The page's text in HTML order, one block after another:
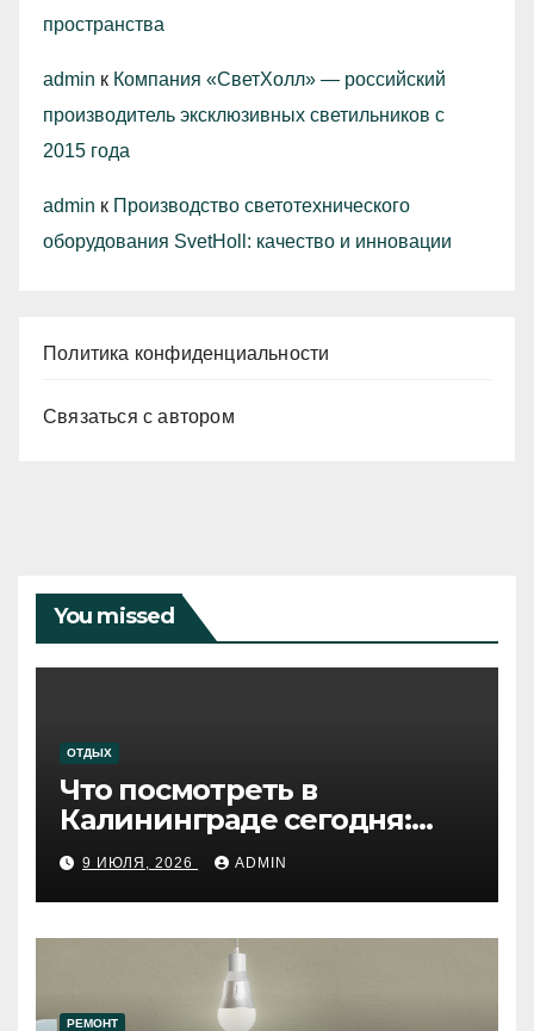
пространства
admin к Компания «СветХолл» — российский
производитель эксклюзивных светильников с
2015 года
admin к Производство светотехнического
оборудования SvetHoll: качество и инновации
Политика конфиденциальности
Связаться с автором
You missed
ОТДЫХ
Что посмотреть в
Калининграде сегодня:
путеводитель по самому
западному городу России
9 ИЮЛЯ, 2026 ADMIN
РЕМОНТ